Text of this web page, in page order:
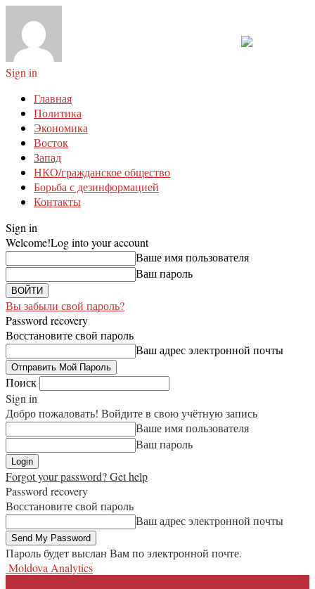
Sign in
Главная
Политика
Экономика
Восток
Запад
НКО/гражданское общество
Борьба с дезинформацией
Контакты
Sign in
Welcome!Log into your account
Ваше имя пользователя
Ваш пароль
Вы забыли свой пароль?
Password recovery
Восстановите свой пароль
Ваш адрес электронной почты
Поиск
Sign in
Добро пожаловать! Войдите в свою учётную запись
Ваше имя пользователя
Ваш пароль
Forgot your password? Get help
Password recovery
Восстановите свой пароль
Ваш адрес электронной почты
Пароль будет выслан Вам по электронной почте.
Moldova Analytics